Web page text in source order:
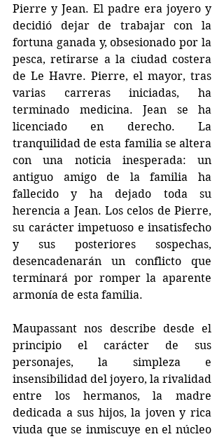
Pierre y Jean. El padre era joyero y
decidió dejar de trabajar con la
fortuna ganada y, obsesionado por la
pesca, retirarse a la ciudad costera
de Le Havre. Pierre, el mayor, tras
varias carreras iniciadas, ha
terminado medicina. Jean se ha
licenciado en derecho. La
tranquilidad de esta familia se altera
con una noticia inesperada: un
antiguo amigo de la familia ha
fallecido y ha dejado toda su
herencia a Jean. Los celos de Pierre,
su carácter impetuoso e insatisfecho
y sus posteriores sospechas,
desencadenarán un conflicto que
terminará por romper la aparente
armonía de esta familia.
Maupassant nos describe desde el
principio el carácter de sus
personajes, la simpleza e
insensibilidad del joyero, la rivalidad
entre los hermanos, la madre
dedicada a sus hijos, la joven y rica
viuda que se inmiscuye en el núcleo